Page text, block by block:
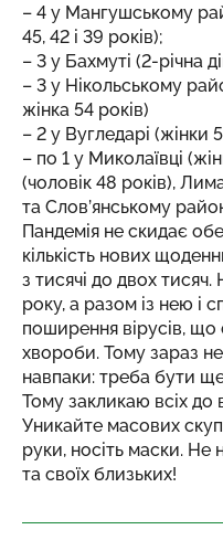
– 4 у Мангушському
45, 42 і 39 років);
– 3 у Бахмуті (2-річна
– 3 у Нікольському
жінка 54 років)
– 2 у Вугледарі (жінки
– по 1 у Миколаївці
(чоловік 48 років),
та Слов’янському
Пандемія не скидає
кількість нових
з тисячі до двох
року, а разом із нею і
поширення вірусів, що
хвороби. Тому зараз
навпаки: треба бути
Тому закликаю всіх до
Уникайте масових
руки, носіть маски.
та своїх близьких!